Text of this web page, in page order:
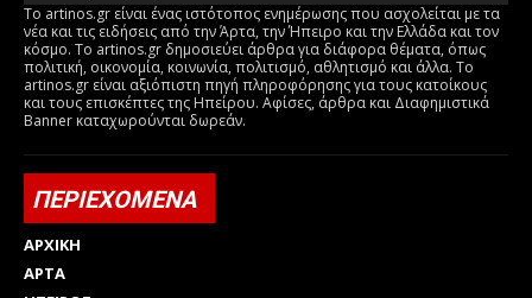
Το artinos.gr είναι ένας ιστότοπος ενημέρωσης που ασχολείται με τα
νέα και τις ειδήσεις από την Άρτα, την Ήπειρο και την Ελλάδα και τον
κόσμο. Το artinos.gr δημοσιεύει άρθρα για διάφορα θέματα, όπως
πολιτική, οικονομία, κοινωνία, πολιτισμό, αθλητισμό και άλλα. Το
artinos.gr είναι αξιόπιστη πηγή πληροφόρησης για τους κατοίκους
και τους επισκέπτες της Ηπείρου. Αφίσες, άρθρα και Διαφημιστικά
Banner καταχωρούνται δωρεάν.
ΠΕΡΙΕΧΟΜΕΝΑ
ΑΡΧΙΚΗ
ΑΡΤΑ